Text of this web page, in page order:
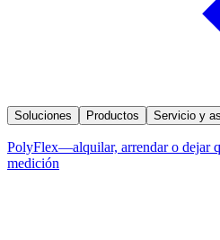
Soluciones Productos Servicio y
PolyFlex—alquilar, arrendar o dejar
medición